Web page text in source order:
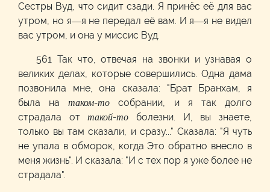
Сестры Вуд, что сидит сзади. Я принёс её для вас
утром, но я—я не передал её вам. И я—я не видел
вас утром, и она у миссис Вуд.
561 Так что, отвечая на звонки и узнавая о
великих делах, которые совершились. Одна дама
позвонила мне, она сказала: "Брат Бранхам, я
была натаком-тособрании, и я так долго
страдала оттакой-то болезни. И, вы знаете,
только вы там сказали, и сразу..." Сказала: "Я чуть
не упала в обморок, когда Это обратно внесло в
меня жизнь". И сказала: "И с тех пор я уже более не
страдала".